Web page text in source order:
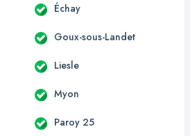
Échay
Goux-sous-Landet
Liesle
Myon
Paroy 25